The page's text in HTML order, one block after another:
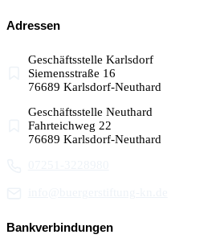
Adressen
Geschäftsstelle Karlsdorf
Siemensstraße 16
76689 Karlsdorf-Neuthard
Geschäftsstelle Neuthard
Fahrteichweg 22
76689 Karlsdorf-Neuthard
Bankverbindungen